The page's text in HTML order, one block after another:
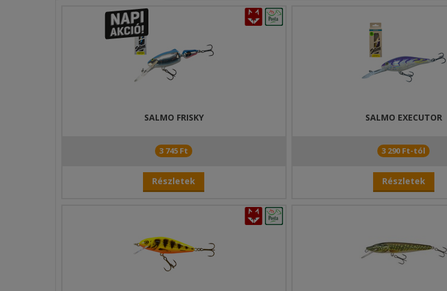
SALMO FRISKY
3 745 Ft
Részletek
SALMO EXECUTOR
3 290 Ft-tól
Részletek